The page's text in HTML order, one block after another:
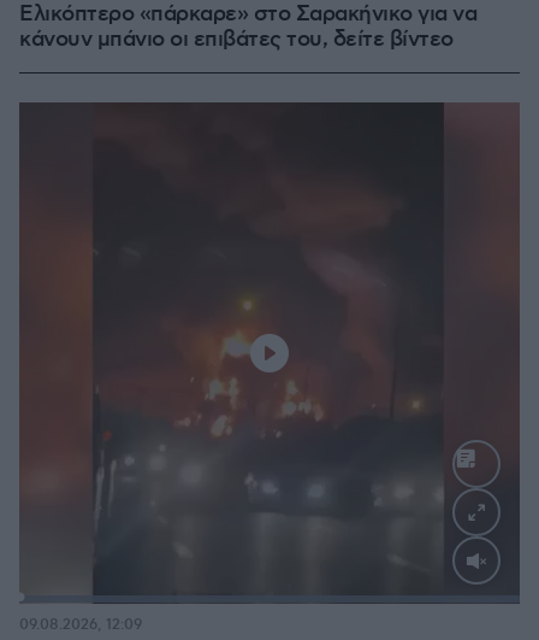
Ελικόπτερο «πάρκαρε» στο Σαρακήνικο για να
κάνουν μπάνιο οι επιβάτες του, δείτε βίντεο
09.08.2026, 12:09